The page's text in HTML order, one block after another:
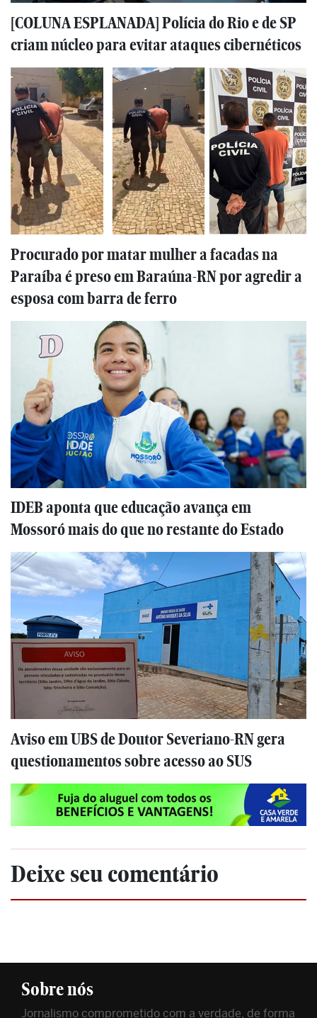
[COLUNA ESPLANADA] Polícia do Rio e de SP
criam núcleo para evitar ataques cibernéticos
Procurado por matar mulher a facadas na
Paraíba é preso em Baraúna-RN por agredir a
esposa com barra de ferro
IDEB aponta que educação avança em
Mossoró mais do que no restante do Estado
Aviso em UBS de Doutor Severiano-RN gera
questionamentos sobre acesso ao SUS
Deixe seu comentário
Sobre nós
Jornalismo comprometido com a verdade, de forma